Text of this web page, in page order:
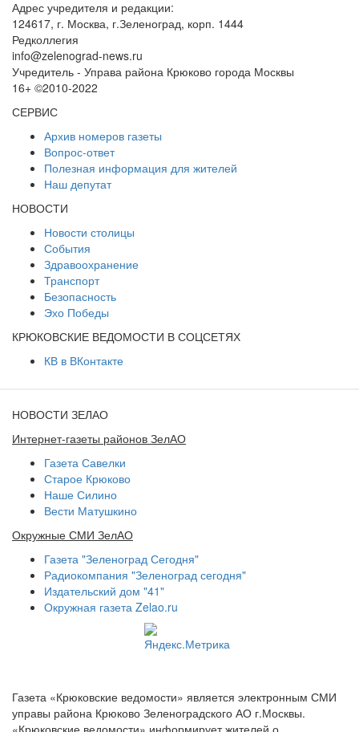
Адрес учредителя и редакции:
124617, г. Москва, г.Зеленоград, корп. 1444
Редколлегия
info@zelenograd-news.ru
Учредитель - Управа района Крюково города Москвы
16+ ©2010-2022
СЕРВИС
Архив номеров газеты
Вопрос-ответ
Полезная информация для жителей
Наш депутат
НОВОСТИ
Новости столицы
События
Здравоохранение
Транспорт
Безопасность
Эхо Победы
КРЮКОВСКИЕ ВЕДОМОСТИ В СОЦСЕТЯХ
КВ в ВКонтакте
НОВОСТИ ЗЕЛАО
Интернет-газеты районов ЗелАО
Газета Савелки
Старое Крюково
Наше Силино
Вести Матушкино
Окружные СМИ ЗелАО
Газета "Зеленоград Сегодня"
Радиокомпания "Зеленоград сегодня"
Издательский дом "41"
Окружная газета Zelao.ru
Газета «Крюковские ведомости» является электронным СМИ
управы района Крюково Зеленоградского АО г.Москвы.
«Крюковские ведомости» информирует жителей о